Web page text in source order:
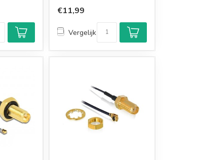
€11,99
Vergelijk